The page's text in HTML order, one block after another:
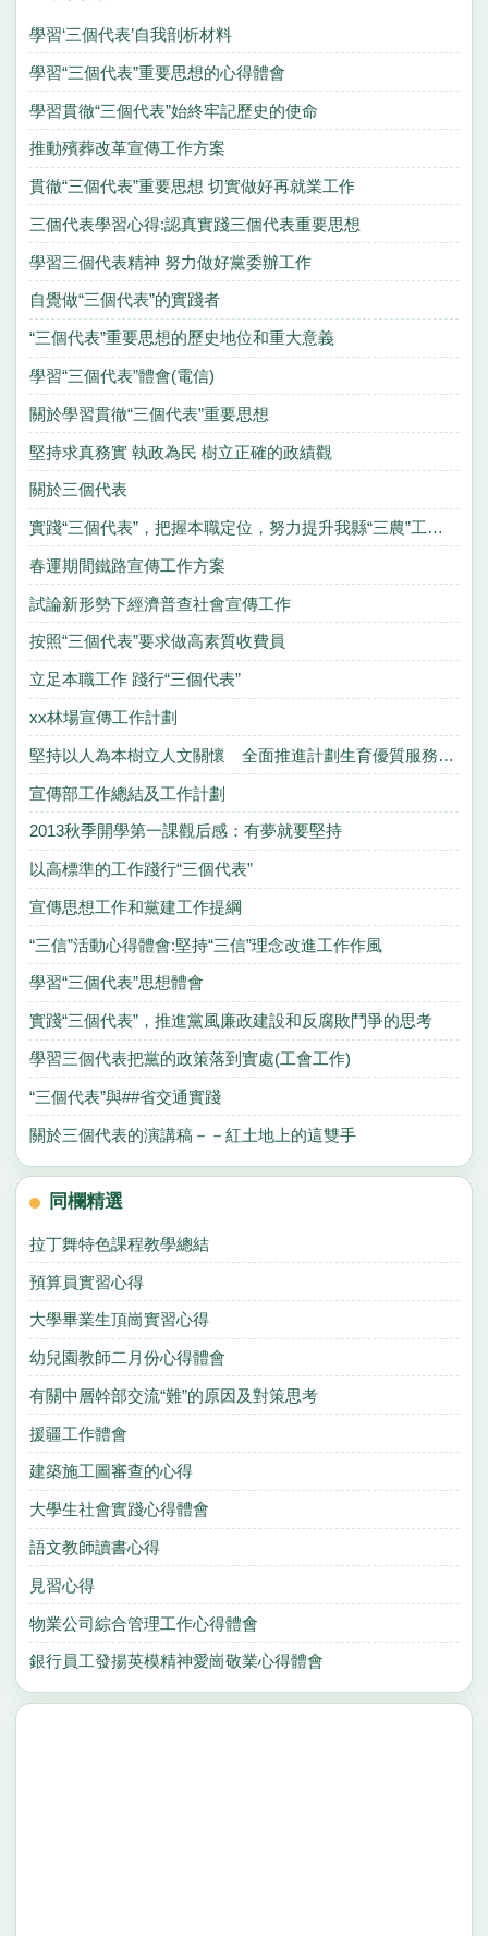
學習‘三個代表’自我剖析材料
學習“三個代表”重要思想的心得體會
學習貫徹“三個代表”始終牢記歷史的使命
推動殯葬改革宣傳工作方案
貫徹“三個代表”重要思想 切實做好再就業工作
三個代表學習心得:認真實踐三個代表重要思想
學習三個代表精神 努力做好黨委辦工作
自覺做“三個代表”的實踐者
“三個代表”重要思想的歷史地位和重大意義
學習“三個代表”體會(電信)
關於學習貫徹“三個代表”重要思想
堅持求真務實 執政為民 樹立正確的政績觀
關於三個代表
實踐“三個代表”，把握本職定位，努力提升我縣“三農”工作的質量和水平
春運期間鐵路宣傳工作方案
試論新形勢下經濟普查社會宣傳工作
按照“三個代表”要求做高素質收費員
立足本職工作 踐行“三個代表”
xx林場宣傳工作計劃
堅持以人為本樹立人文關懷 全面推進計劃生育優質服務工作
宣傳部工作總結及工作計劃
2013秋季開學第一課觀后感：有夢就要堅持
以高標準的工作踐行“三個代表”
宣傳思想工作和黨建工作提綱
“三信”活動心得體會:堅持“三信”理念改進工作作風
學習“三個代表”思想體會
實踐“三個代表”，推進黨風廉政建設和反腐敗鬥爭的思考
學習三個代表把黨的政策落到實處(工會工作)
“三個代表”與##省交通實踐
關於三個代表的演講稿－－紅土地上的這雙手
同欄精選
拉丁舞特色課程教學總結
預算員實習心得
大學畢業生頂崗實習心得
幼兒園教師二月份心得體會
有關中層幹部交流“難”的原因及對策思考
援疆工作體會
建築施工圖審查的心得
大學生社會實踐心得體會
語文教師讀書心得
見習心得
物業公司綜合管理工作心得體會
銀行員工發揚英模精神愛崗敬業心得體會